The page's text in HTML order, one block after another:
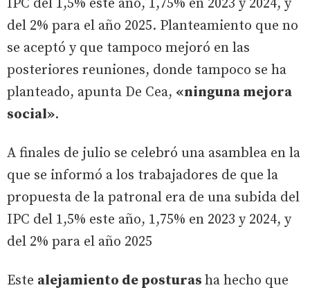
IPC del 1,5% este año, 1,75% en 2023 y 2024, y
del 2% para el año 2025. Planteamiento que no
se aceptó y que tampoco mejoró en las
posteriores reuniones, donde tampoco se ha
planteado, apunta De Cea, «ninguna mejora
social».
A finales de julio se celebró una asamblea en la
que se informó a los trabajadores de que la
propuesta de la patronal era de una subida del
IPC del 1,5% este año, 1,75% en 2023 y 2024, y
del 2% para el año 2025
Este alejamiento de posturas ha hecho que